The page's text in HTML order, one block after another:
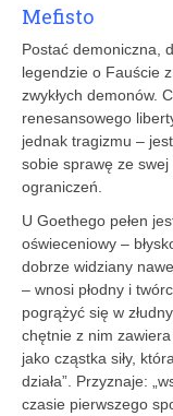
Mefisto
Postać demoniczna,
legendzie o Fauście
zwykłych demonów.
renesansowego
jednak tragizmu –
sobie sprawę ze
ograniczeń.
U Goethego pełen
oświeceniowy –
dobrze widziany
– wnosi płodny i
pogrążyć się w
chętnie z nim zawiera
jako cząstka siły,
działa”. Przyznaje:
czasie pierwszego